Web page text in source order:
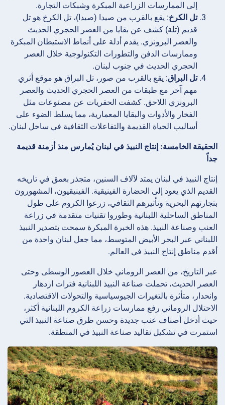
إلى الممارسات الزراعية المبكرة وشبكات التجارة.
تل الكرخ: يقع بالقرب من صيدا (صيدا)، تل الكرخ هو تل
قديم (تلة) كشف عن بقايا من العصر الحجري الحديث
والعصر البرونزي. يقدم أدلة على أنماط الاستيطان المبكرة
وممارسات الدفن والتطورات التكنولوجية خلال العصر
الحجري الحديث في جنوب لبنان.
تل البراق: يقع بالقرب من صور، تل البراق هو موقع أثري
مهم آخر مع طبقات من العصر الحجري الحديث والعصر
البرونزي اللاحق. كشفت الحفريات عن مصنوعات مثل
الفخار والأدوات والبقايا المعمارية، مما يسلط الضوء على
أساليب الحياة القديمة والتفاعلات الثقافية في ساحل لبنان.
الحقيقة الخامسة: إنتاج النبيذ في لبنان يُمارس منذ أزمنة قديمة
جداً
إنتاج النبيذ في لبنان يمتد لآلاف السنين، متجذر بعمق في تاريخه
القديم الذي يعود إلى الحضارة الفينيقية. الفينيقيون، المشهورون
بتجارتهم البحرية وتأثيرهم الثقافي، زرعوا الكروم على طول
المناطق الساحلية اللبنانية وطوروا تقنيات متقدمة في زراعة
العنب وصناعة النبيذ. هذه الخبرة المبكرة سمحت بتصدير النبيذ
اللبناني عبر البحر الأبيض المتوسط، مما جعل لبنان واحدة من
أقدم مناطق إنتاج النبيذ في العالم.
عبر التاريخ، من العصر الروماني خلال العصور الوسطى وحتى
العصر الحديث، تحملت صناعة النبيذ اللبنانية فترات ازدهار
وانحدار، متأثرة بالتغيرات الجيوسياسية والتحولات الاقتصادية.
الاحتلال الروماني رفع ممارسات زراعة الكروم اللبنانية أكثر،
حيث أدخل أصناف عنب جديدة وحسن طرق صناعة النبيذ التي
استمرت في تشكيل تقاليد صناعة النبيذ في المنطقة.